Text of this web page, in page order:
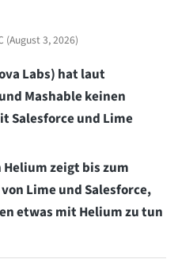
(August 3, 2026)
Labs) hat laut
Mashable keinen
Salesforce und Lime
zeigt bis zum
Lime und Salesforce,
etwas mit Helium zu tun